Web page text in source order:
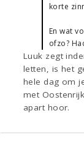
korte
En wat
ofzo?
Luuk zegt
letten, is het
hele dag om
met
apart hoor.